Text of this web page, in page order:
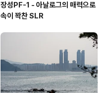
장성PF-1 - 아날로그의 매력으로
속이 꽉찬 SLR